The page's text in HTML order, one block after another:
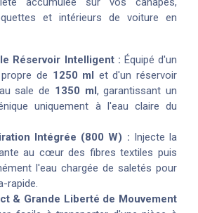
et intérieurs de voiture en
Réservoir Intelligent : Équipé d'un
de 1250 ml et d'un réservoir
sale de 1350 ml, garantissant un
uniquement à l'eau claire du
Intégrée (800 W) : Injecte la
au cœur des fibres textiles puis
l'eau chargée de saletés pour
rapide.
& Grande Liberté de Mouvement